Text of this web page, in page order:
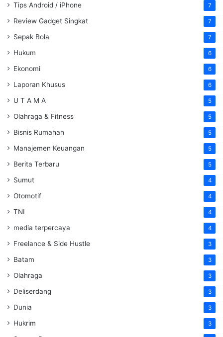
Tips Android / iPhone 7
Review Gadget Singkat 7
Sepak Bola 7
Hukum 6
Ekonomi 6
Laporan Khusus 6
U T A M A 5
Olahraga & Fitness 5
Bisnis Rumahan 5
Manajemen Keuangan 5
Berita Terbaru 5
Sumut 4
Otomotif 4
TNI 4
media terpercaya 4
Freelance & Side Hustle 3
Batam 3
Olahraga 3
Deliserdang 3
Dunia 3
Hukrim 3